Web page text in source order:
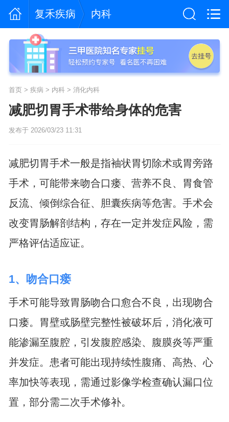
复禾疾病 内科
首页> 疾病 > 内科> 消化内科
减肥切胃手术带给身体的危害
发布于 2026/03/23 11:31
减肥切胃手术一般是指袖状胃切除术或胃旁路
手术，可能带来吻合口瘘、营养不良、胃食管
反流、倾倒综合征、胆囊疾病等危害。手术会
改变胃肠解剖结构，存在一定并发症风险，需
严格评估适应证。
1、吻合口瘘
手术可能导致胃肠吻合口愈合不良，出现吻合
口瘘。胃壁或肠壁完整性被破坏后，消化液可
能渗漏至腹腔，引发腹腔感染、腹膜炎等严重
并发症。患者可能出现持续性腹痛、高热、心
率加快等表现，需通过影像学检查确认漏口位
置，部分需二次手术修补。